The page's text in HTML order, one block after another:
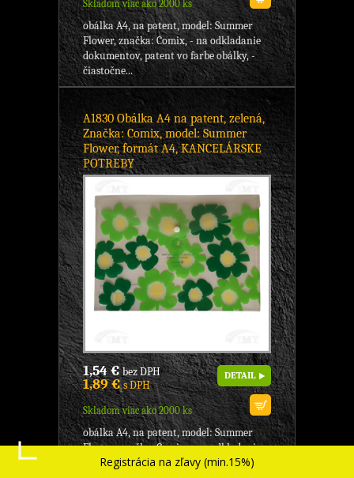
Skladom viac ako 2000 ks
obálka A4, na patent, model: Summer
Flower, značka: Comix, - na odkladanie
dokumentov, patent vo farbe obálky, -
čiastočne...
A1830 Obálka A4 na patent, zelená,
Značka: Comix, model: Summer
Flower, formát A4, KANCELÁRSKE
POTREBY
1,54 €bez DPH
1,89 €s DPH
Skladom viac ako 2000 ks
DETAIL
obálka A4, na patent, model: Summer
Flower, značka: Comix, - na odkladanie
dokumentov, patent vo farbe obálky, -
Registrácia na zľavy (min.15%)